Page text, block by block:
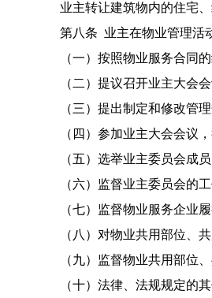
业主转让建筑物内的住宅、
第八条 业主在物业管理活动
（一）按照物业服务合同的
（二）提议召开业主大会会
（三）提出制定和修改管理
（四）参加业主大会会议，
（五）选举业主委员会成员
（六）监督业主委员会的工
（七）监督物业服务企业履
（八）对物业共用部位、共
（九）监督物业共用部位、
（十）法律、法规规定的其